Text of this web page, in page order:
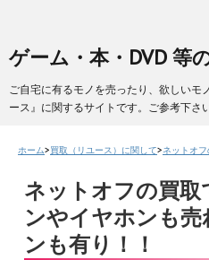
ゲーム・本・DVD 等
ご自宅に有るモノを売ったり、欲しいモ
ース』に関するサイトです。ご参考下さい
ホーム>買取（リユース）に関して>ネットオ
ネットオフの買
ンやイヤホンも
ンも有り！！